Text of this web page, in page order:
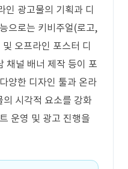
인 광고물의 기획과 디
으로는 키비주얼(로고,
오프라인 포스터 디
채널 배너 제작 등이 포
양한 디자인 툴과 온라
시각적 요소를 강화
운영 및 광고 진행을